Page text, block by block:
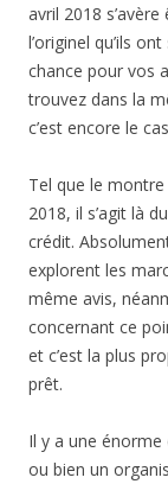
avril 2018
l’originel qu’ils
chance pour vos
trouvez dans la
c’est encore le
Tel que le
2018, il s’agit là
crédit.
explorent les
même avis,
concernant ce
et c’est la plus
prêt.
Il y a une énorme
ou bien un